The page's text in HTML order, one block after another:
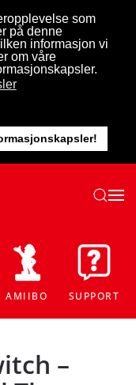
som
på denne
informasjon vi
om våre
AMIIBO SUPPORT
–